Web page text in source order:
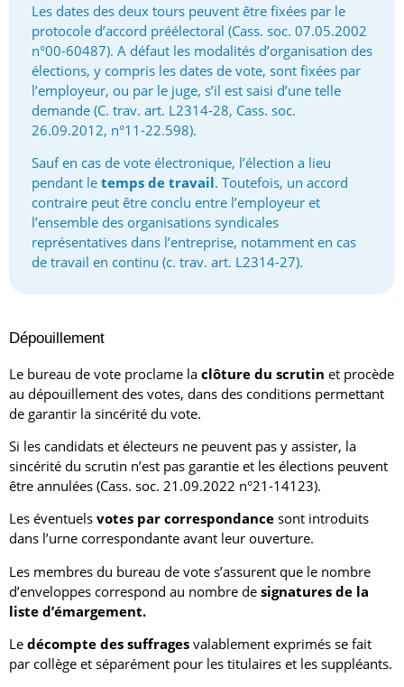
Les dates des deux tours peuvent être fixées par le
protocole d’accord préélectoral (Cass. soc. 07.05.2002
n°00-60487). A défaut les modalités d’organisation des
élections, y compris les dates de vote, sont fixées par
l’employeur, ou par le juge, s’il est saisi d’une telle
demande (C. trav. art. L2314-28, Cass. soc.
26.09.2012, n°11-22.598).
Sauf en cas de vote électronique, l’élection a lieu
pendant le temps de travail. Toutefois, un accord
contraire peut être conclu entre l’employeur et
l’ensemble des organisations syndicales
représentatives dans l’entreprise, notamment en cas
de travail en continu (c. trav. art. L2314-27).
Dépouillement
Le bureau de vote proclame la clôture du scrutin et procède
au dépouillement des votes, dans des conditions permettant
de garantir la sincérité du vote.
Si les candidats et électeurs ne peuvent pas y assister, la
sincérité du scrutin n’est pas garantie et les élections peuvent
être annulées (Cass. soc. 21.09.2022 n°21-14123).
Les éventuels votes par correspondance sont introduits
dans l’urne correspondante avant leur ouverture.
Les membres du bureau de vote s’assurent que le nombre
d’enveloppes correspond au nombre de signatures de la
liste d’émargement.
Le décompte des suffrages valablement exprimés se fait
par collège et séparément pour les titulaires et les suppléants.